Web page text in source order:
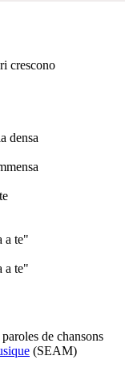
crescono
densa
a te"
a te"
de chansons
(SEAM)